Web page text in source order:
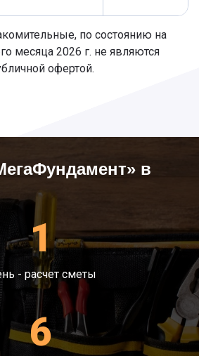
по состоянию на
месяца 2026 г. не являются
офертой.
в
1
- расчет сметы
6